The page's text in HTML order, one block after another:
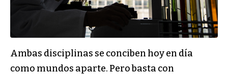
Ambas disciplinas se conciben hoy en día
como mundos aparte. Pero basta con